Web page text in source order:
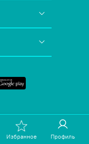
Избранное Профиль